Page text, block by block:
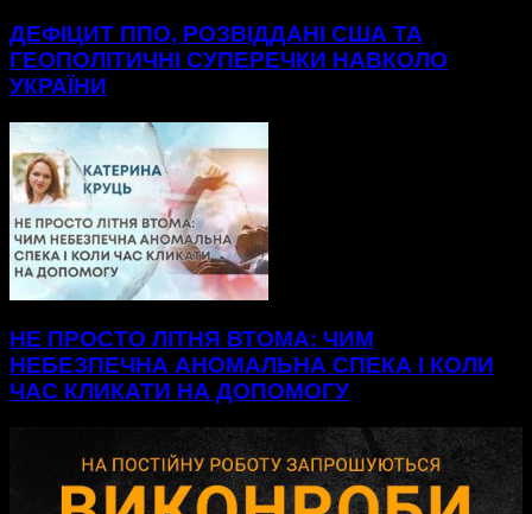
ДЕФІЦИТ ППО, РОЗВІДДАНІ США ТА
ГЕОПОЛІТИЧНІ СУПЕРЕЧКИ НАВКОЛО
УКРАЇНИ
НЕ ПРОСТО ЛІТНЯ ВТОМА: ЧИМ
НЕБЕЗПЕЧНА АНОМАЛЬНА СПЕКА І КОЛИ
ЧАС КЛИКАТИ НА ДОПОМОГУ